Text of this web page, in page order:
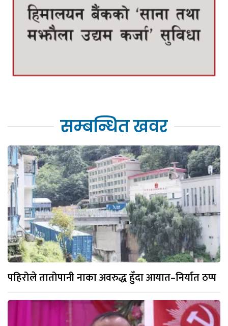
सम्बन्धित खवर
पहिरोले तातोपानी नाका अवरुद्ध हुँदा आयात–निर्यात ठप्प